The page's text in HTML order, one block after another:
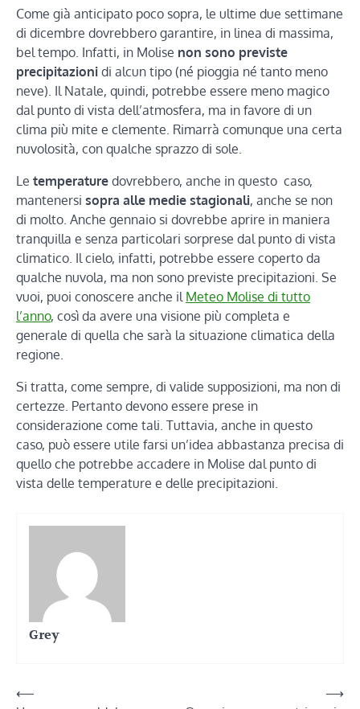
Come già anticipato poco sopra, le ultime due settimane
di dicembre dovrebbero garantire, in linea di massima,
bel tempo. Infatti, in Molise non sono previste
precipitazioni di alcun tipo (né pioggia né tanto meno
neve). Il Natale, quindi, potrebbe essere meno magico
dal punto di vista dell’atmosfera, ma in favore di un
clima più mite e clemente. Rimarrà comunque una certa
nuvolosità, con qualche sprazzo di sole.
Le temperature dovrebbero, anche in questo caso,
mantenersi sopra alle medie stagionali, anche se non
di molto. Anche gennaio si dovrebbe aprire in maniera
tranquilla e senza particolari sorprese dal punto di vista
climatico. Il cielo, infatti, potrebbe essere coperto da
qualche nuvola, ma non sono previste precipitazioni. Se
vuoi, puoi conoscere anche il Meteo Molise di tutto
l’anno, così da avere una visione più completa e
generale di quella che sarà la situazione climatica della
regione.
Si tratta, come sempre, di valide supposizioni, ma non di
certezze. Pertanto devono essere prese in
considerazione come tali. Tuttavia, anche in questo
caso, può essere utile farsi un’idea abbastanza precisa di
quello che potrebbe accadere in Molise dal punto di
vista delle temperature e delle precipitazioni.
Grey
Navigazione
⟵
⟶